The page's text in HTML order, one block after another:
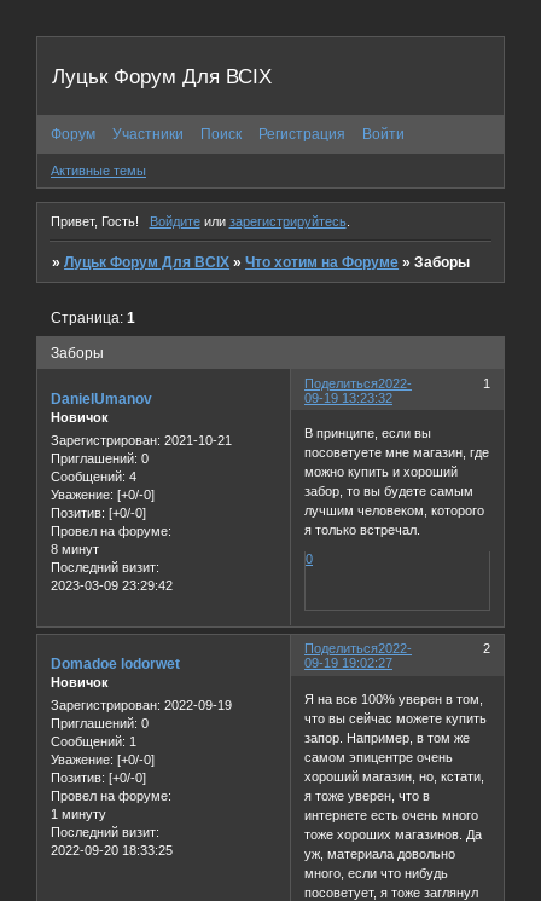
Луцьк Форум Для ВСІХ
Форум Участники Поиск Регистрация Войти
Активные темы
Привет, Гость! Войдитеили зарегистрируйтесь.
»Луцьк Форум Для ВСІХ »Что хотим на Форуме »Заборы
Заборы
Страница:1
Поделиться 1
2022-
09-19 13:23:32
DanielUmanov
Новичок
Зарегистрирован: 2021-10-21
Приглашений: 0
Сообщений: 4
Уважение: [+0/-0]
Позитив: [+0/-0]
Провел на форуме:
8 минут
Последний визит:
2023-03-09 23:29:42
В принципе, если вы
посоветуете мне магазин, где
можно купить и хороший
забор, то вы будете самым
лучшим человеком, которого
я только встречал.
0
Поделиться 2
2022-
09-19 19:02:27
Domadoe lodorwet
Новичок
Зарегистрирован: 2022-09-19
Приглашений: 0
Сообщений: 1
Уважение: [+0/-0]
Позитив: [+0/-0]
Провел на форуме:
1 минуту
Последний визит:
2022-09-20 18:33:25
Я на все 100% уверен в том,
что вы сейчас можете купить
запор. Например, в том же
самом эпицентре очень
хороший магазин, но, кстати,
я тоже уверен, что в
интернете есть очень много
тоже хороших магазинов. Да
уж, материала довольно
много, если что нибудь
посоветует, я тоже заглянул